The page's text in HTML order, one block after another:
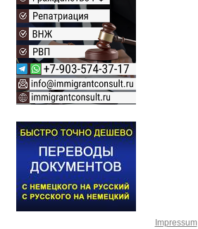
Impressum